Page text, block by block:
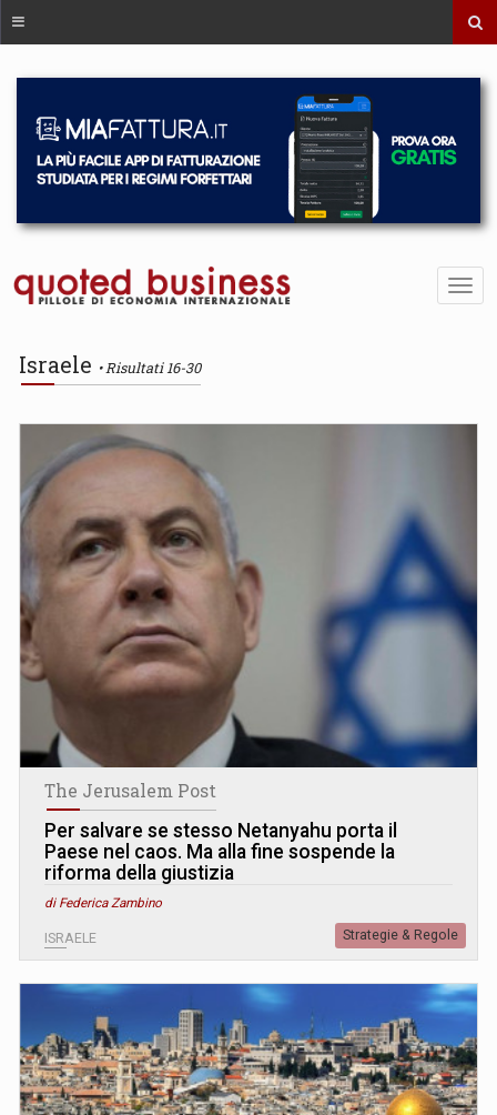
Israele Risultati 16-30
The Jerusalem Post
Per salvare se stesso Netanyahu porta il
Paese nel caos. Ma alla fine sospende la
riforma della giustizia
di Federica Zambino
ISRAELE Strategie & Regole